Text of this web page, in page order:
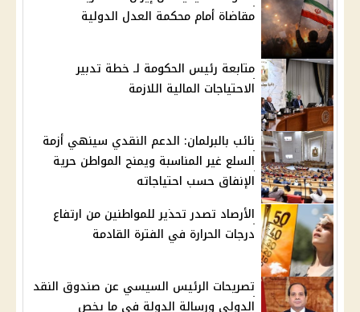
مقاضاة أمام محكمة العدل الدولية
متابعة رئيس الحكومة لـ خطة تدبير
الاحتياجات المالية اللازمة
نائب بالبرلمان: الدعم النقدي سينهي أزمة
السلع غير المناسبة ويمنح المواطن حرية
الإنفاق حسب احتياجاته
الأرصاد تصدر تحذير للمواطنين من ارتفاع
درجات الحرارة في الفترة القادمة
تصريحات الرئيس السيسي عن صندوق النقد
الدولي ورسالة الدولة في ما يخص